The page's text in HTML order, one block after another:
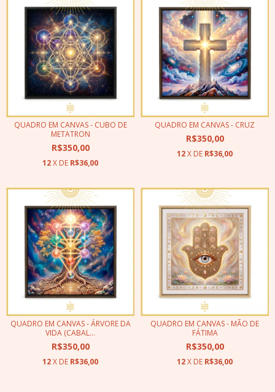
QUADRO EM CANVAS - CUBO DE
METATRON
R$350,00
12X DE R$36,00
QUADRO EM CANVAS - CRUZ
R$350,00
12X DE R$36,00
QUADRO EM CANVAS - ÁRVORE DA
VIDA (CABAL...
R$350,00
12X DE R$36,00
QUADRO EM CANVAS - MÃO DE
FÁTIMA
R$350,00
12X DE R$36,00